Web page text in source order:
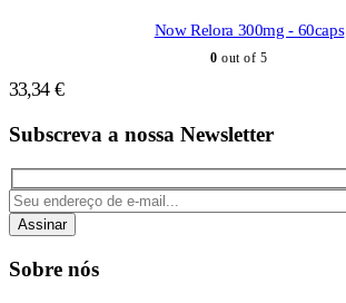
Now Relora 300mg - 60caps
0 out of 5
33,34 €
Subscreva a nossa Newsletter
Assinar
Sobre nós